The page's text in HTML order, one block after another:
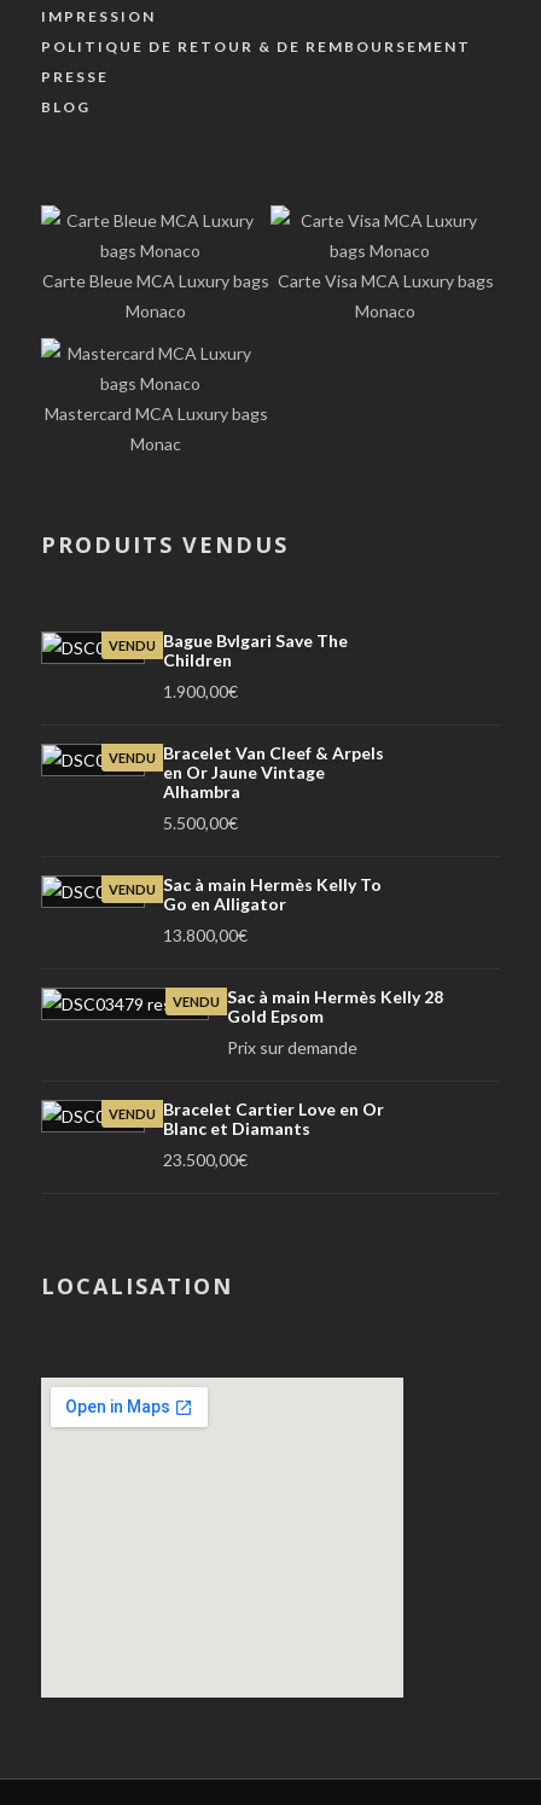
IMPRESSION
POLITIQUE DE RETOUR & DE REMBOURSEMENT
PRESSE
BLOG
Carte Bleue MCA Luxury bags
Monaco
Carte Visa MCA Luxury bags
Monaco
Mastercard MCA Luxury bags
Monac
PRODUITS VENDUS
VENDU
Bague Bvlgari Save The
Children
1.900,00€
VENDU
Bracelet Van Cleef & Arpels
en Or Jaune Vintage
Alhambra
5.500,00€
VENDU Sac à main Hermès Kelly To
Go en Alligator
13.800,00€
VENDU Sac à main Hermès Kelly 28
Gold Epsom
Prix sur demande
VENDU
Bracelet Cartier Love en Or
Blanc et Diamants
23.500,00€
LOCALISATION